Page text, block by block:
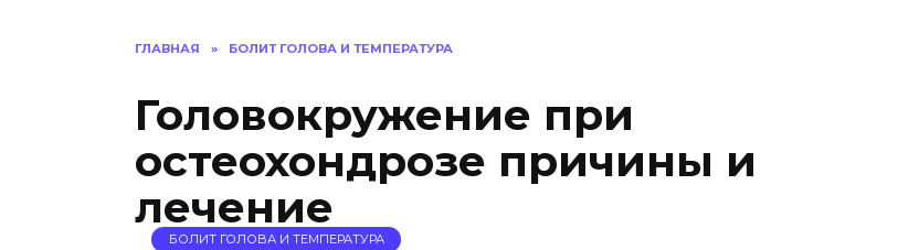
ГЛАВНАЯ » БОЛИТ ГОЛОВА И ТЕМПЕРАТУРА
Головокружение при
остеохондрозе причины и
лечение
БОЛИТ ГОЛОВА И ТЕМПЕРАТУРА